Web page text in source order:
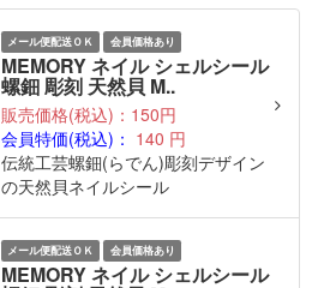
メール便配送ＯＫ 会員価格あり
MEMORY ネイル シェルシール
螺鈿 彫刻 天然貝 M..
販売価格(税込)：150円
会員特価(税込)： 140 円
伝統工芸螺鈿(らでん)彫刻デザイン
の天然貝ネイルシール
メール便配送ＯＫ 会員価格あり
MEMORY ネイル シェルシール